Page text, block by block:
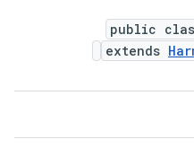
public
extends